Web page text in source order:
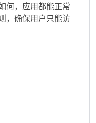
何，应用都能正常
，确保用户只能访